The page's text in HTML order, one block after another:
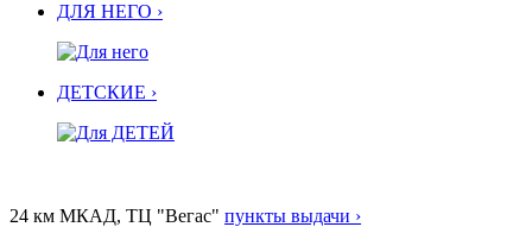
ДЛЯ НЕГО ›
ДЕТСКИЕ ›
24 км МКАД, ТЦ "Вегас" пункты выдачи ›